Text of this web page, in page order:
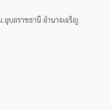
อุบลราชธานี อำนาจเจริญ